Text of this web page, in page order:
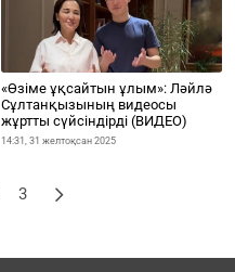
«Өзіме ұқсайтын ұлым»: Ләйлә
Сұлтанқызының видеосы
жұртты сүйсіндірді (ВИДЕО)
14:31, 31 желтоқсан 2025
3